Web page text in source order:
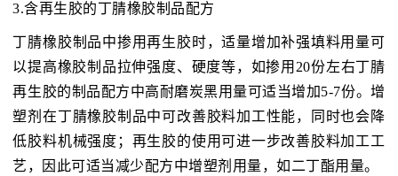
3.含再生胶的丁腈橡胶制品配方
丁腈橡胶制品中掺用再生胶时，适量增加补强填料用量可
以提高橡胶制品拉伸强度、硬度等，如掺用20份左右丁腈
再生胶的制品配方中高耐磨炭黑用量可适当增加5-7份。增
塑剂在丁腈橡胶制品中可改善胶料加工性能，同时也会降
低胶料机械强度；再生胶的使用可进一步改善胶料加工工
艺，因此可适当减少配方中增塑剂用量，如二丁酯用量。